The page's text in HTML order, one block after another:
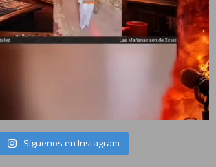
Síguenos en Instagram